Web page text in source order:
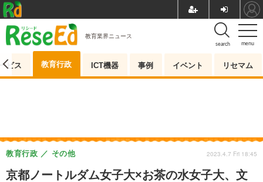
menu
search
教育業界ニュース
ビス 教育行政 ICT機器 事例 イベント リセマム
京都ノートルダム女子大×お茶の水女子大、文
教育行政 その他 2023.4.7 Fri 18:45